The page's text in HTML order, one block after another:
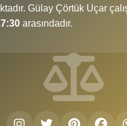
Gülay Çörtük Uçar
arasındadır.